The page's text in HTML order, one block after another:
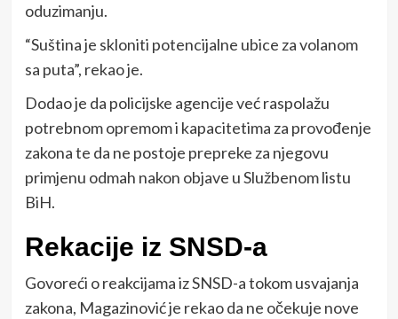
oduzimanju.
“Suština je skloniti potencijalne ubice za volanom
sa puta”, rekao je.
Dodao je da policijske agencije već raspolažu
potrebnom opremom i kapacitetima za provođenje
zakona te da ne postoje prepreke za njegovu
primjenu odmah nakon objave u Službenom listu
BiH.
Rekacije iz SNSD-a
Govoreći o reakcijama iz SNSD-a tokom usvajanja
zakona, Magazinović je rekao da ne očekuje nove